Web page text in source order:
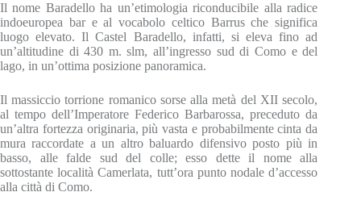
Il nome Baradello ha un’etimologia riconducibile alla radice
indoeuropea bar e al vocabolo celtico Barrus che significa
luogo elevato. Il Castel Baradello, infatti, si eleva fino ad
un’altitudine di 430 m. slm, all’ingresso sud di Como e del
lago, in un’ottima posizione panoramica.
Il massiccio torrione romanico sorse alla metà del XII secolo,
al tempo dell’Imperatore Federico Barbarossa, preceduto da
un’altra fortezza originaria, più vasta e probabilmente cinta da
mura raccordate a un altro baluardo difensivo posto più in
basso, alle falde sud del colle; esso dette il nome alla
sottostante località Camerlata, tutt’ora punto nodale d’accesso
alla città di Como.